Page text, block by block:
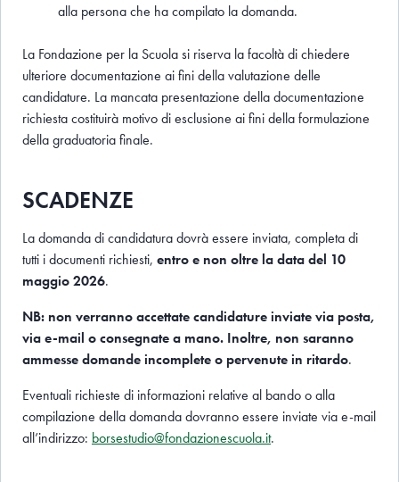
alla persona che ha compilato la domanda.
La Fondazione per la Scuola si riserva la facoltà di chiedere
ulteriore documentazione ai fini della valutazione delle
candidature. La mancata presentazione della documentazione
richiesta costituirà motivo di esclusione ai fini della formulazione
della graduatoria finale.
SCADENZE
La domanda di candidatura dovrà essere inviata, completa di
tutti i documenti richiesti, entro e non oltre la data del 10
maggio 2026.
NB: non verranno accettate candidature inviate via posta,
via e-mail o consegnate a mano. Inoltre, non saranno
ammesse domande incomplete o pervenute in ritardo.
Eventuali richieste di informazioni relative al bando o alla
compilazione della domanda dovranno essere inviate via e-mail
all’indirizzo: borsestudio@fondazionescuola.it.